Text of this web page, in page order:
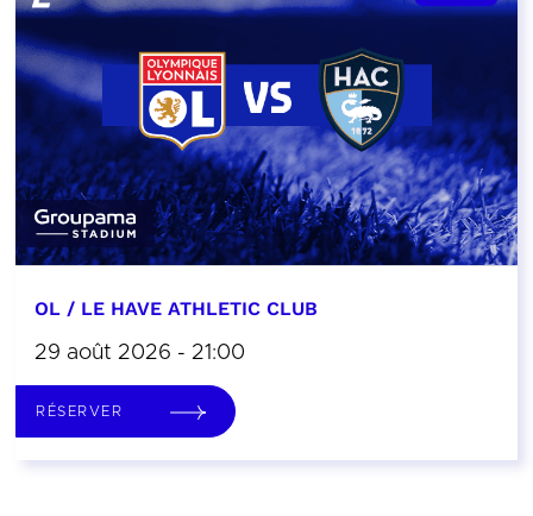
OL / LE HAVE ATHLETIC CLUB
29 août 2026 - 21:00
RÉSERVER